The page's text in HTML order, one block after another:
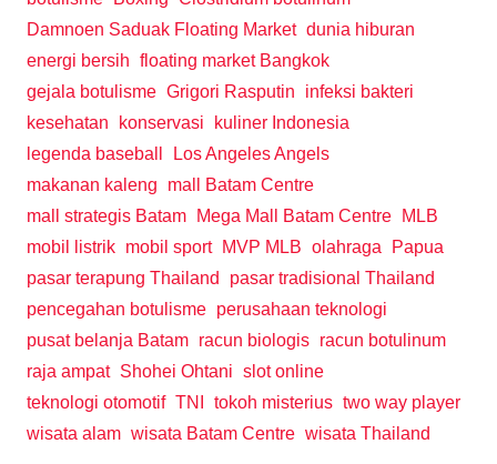
Damnoen Saduak Floating Market dunia hiburan
energi bersih floating market Bangkok
gejala botulisme Grigori Rasputin
infeksi bakteri
kesehatan
konservasi
kuliner Indonesia
legenda baseball
Los Angeles Angels
makanan kaleng
mall Batam Centre
mall strategis Batam
Mega Mall Batam Centre
MLB
mobil listrik mobil sport MVP MLB olahraga
Papua
pasar terapung Thailand
pasar tradisional Thailand
pencegahan botulisme perusahaan teknologi
pusat belanja Batam racun biologis racun botulinum
raja ampat Shohei Ohtani slot online
teknologi otomotif TNI tokoh misterius two way player
wisata alam wisata Batam Centre wisata Thailand